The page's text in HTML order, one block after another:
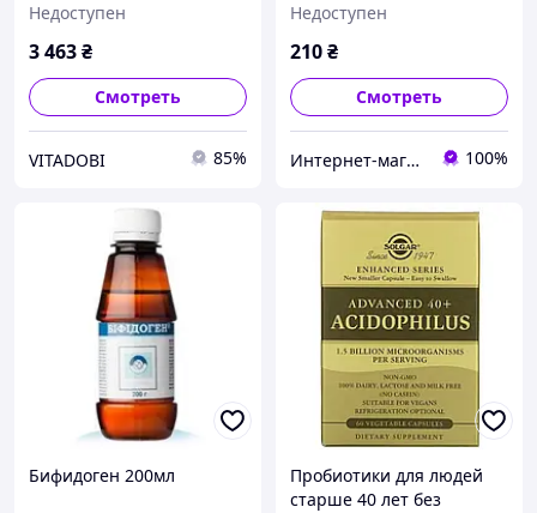
культур) 30 млрд живых
культур 60 капсул
Недоступен
3 463₴
Смотреть
VITADOBI 85%
Недоступен
210₴
Смотреть
Интернет-магазин Жива- Аптека 100%
Бифидоген 200мл
Пробиотики для людей
старше 40 лет без